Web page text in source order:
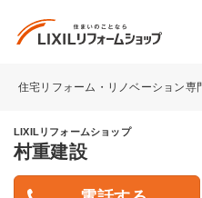
住宅リフォーム・リノベーション
LIXILリフォームショップ
村重建設